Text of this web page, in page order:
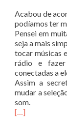
Acabou de
podíamos ter
Pensei em
seja a mais
tocar músicas
rádio e
conectadas a
Assim a
mudar a
som.
[…]